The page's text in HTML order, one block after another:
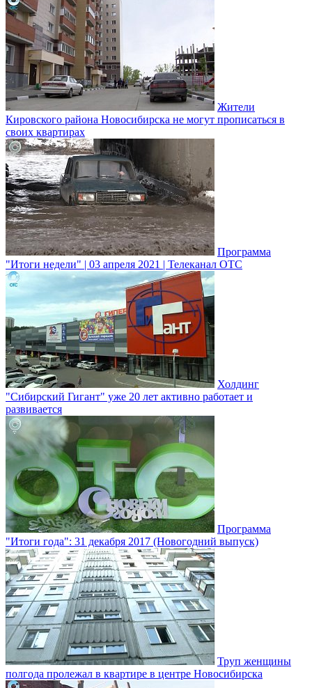
Жители
Кировского района Новосибирска не могут прописаться в
своих квартирах
Программа
"Итоги недели" | 03 апреля 2021 | Телеканал ОТС
Холдинг
"Сибирский Гигант" уже 20 лет активно работает и
развивается
Программа
"Итоги года": 31 декабря 2017 (Новогодний выпуск)
Труп женщины
полгода пролежал в квартире в центре Новосибирска